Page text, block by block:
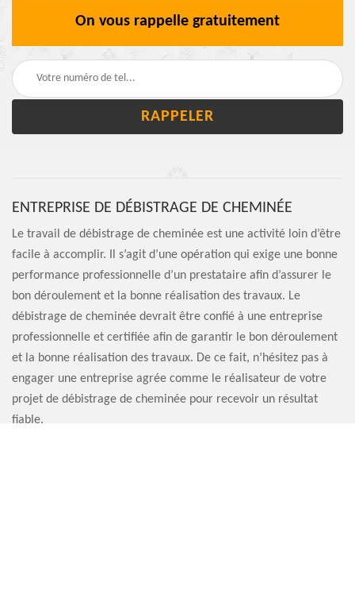
On vous rappelle gratuitement
ENTREPRISE DE DÉBISTRAGE DE CHEMINÉE
Le travail de débistrage de cheminée est une activité loin d’être
facile à accomplir. Il s’agit d’une opération qui exige une bonne
performance professionnelle d’un prestataire afin d’assurer le
bon déroulement et la bonne réalisation des travaux. Le
débistrage de cheminée devrait être confié à une entreprise
professionnelle et certifiée afin de garantir le bon déroulement
et la bonne réalisation des travaux. De ce fait, n’hésitez pas à
engager une entreprise agrée comme le réalisateur de votre
projet de débistrage de cheminée pour recevoir un résultat
fiable.